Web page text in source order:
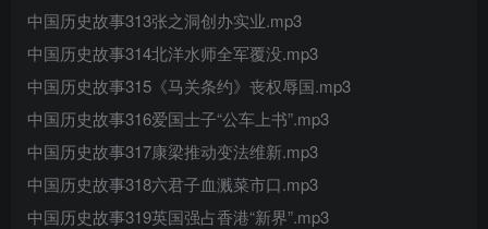
中国历史故事313张之洞创办实业.mp3
中国历史故事314北洋水师全军覆没.mp3
中国历史故事315《马关条约》丧权辱国.mp3
中国历史故事316爱国士子“公车上书”.mp3
中国历史故事317康梁推动变法维新.mp3
中国历史故事318六君子血溅菜市口.mp3
中国历史故事319英国强占香港“新界”.mp3